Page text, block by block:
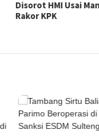
HMI Soroti Dugaan
Bupati Buol di KPK,